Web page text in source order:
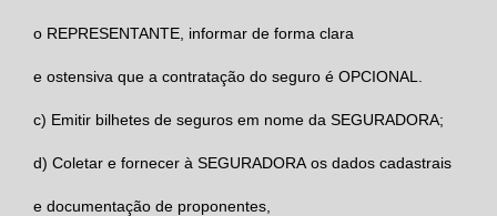
o REPRESENTANTE, informar de forma clara
e ostensiva que a contratação do seguro é OPCIONAL.
c) Emitir bilhetes de seguros em nome da SEGURADORA;
d) Coletar e fornecer à SEGURADORA os dados cadastrais
e documentação de proponentes,